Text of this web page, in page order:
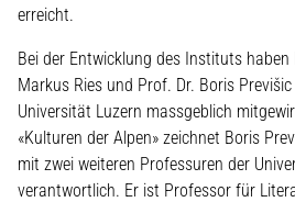
erreicht.
Bei der Entwicklung des Instituts haben
Markus Ries und Prof. Dr. Boris
Universität Luzern massgeblich
«Kulturen der Alpen» zeichnet Boris
mit zwei weiteren Professuren der
verantwortlich. Er ist Professor für